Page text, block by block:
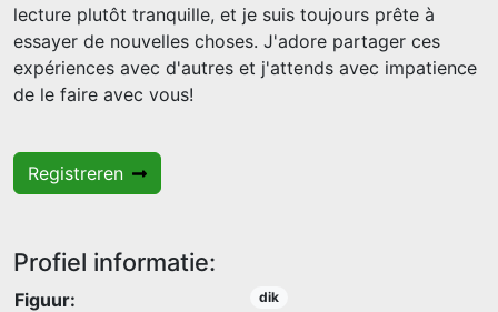
lecture plutôt tranquille, et je suis toujours prête à
essayer de nouvelles choses. J'adore partager ces
expériences avec d'autres et j'attends avec impatience
de le faire avec vous!
Registreren
Profiel informatie:
Figuur: dik